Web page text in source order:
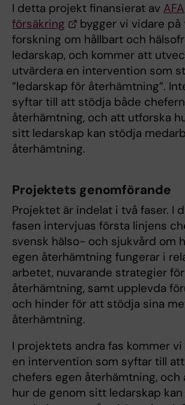
I detta projekt finansierat av AFA
försäkring
bygger vi vidare på
forskning om hållbart och
ledarskap, och kommer att
utvärdera en intervention som
”ledarskap för återhämtning”.
syftar till att stödja både
återhämtning, och att utforska
sitt ledarskap kan stödja
återhämtning.
Projektets genomförande
Projektet är indelat i två faser. I
fasen intervjuas första linjens
svensk hälso- och sjukvård om
egen återhämtning fungerar i
arbetet, nuvarande strategier för
återhämtning, samt upplevda
och hinder för att stödja sina
återhämtning.
I projektets andra fas kommer
en intervention som syftar till
chefers egen återhämtning, och
hur de genom sitt ledarskap